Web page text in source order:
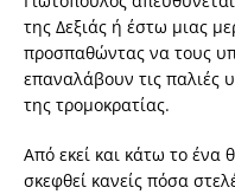
της Δεξιάς ή έστω μιας
προσπαθώντας να τους
επαναλάβουν τις παλιές
της τρομοκρατίας.
Από εκεί και κάτω το ένα
σκεφθεί κανείς πόσα